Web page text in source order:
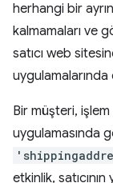
herhangi bir
kalmamaları ve
satıcı web
uygulamalarında
Bir müşteri,
uygulamasında
etkinlik,